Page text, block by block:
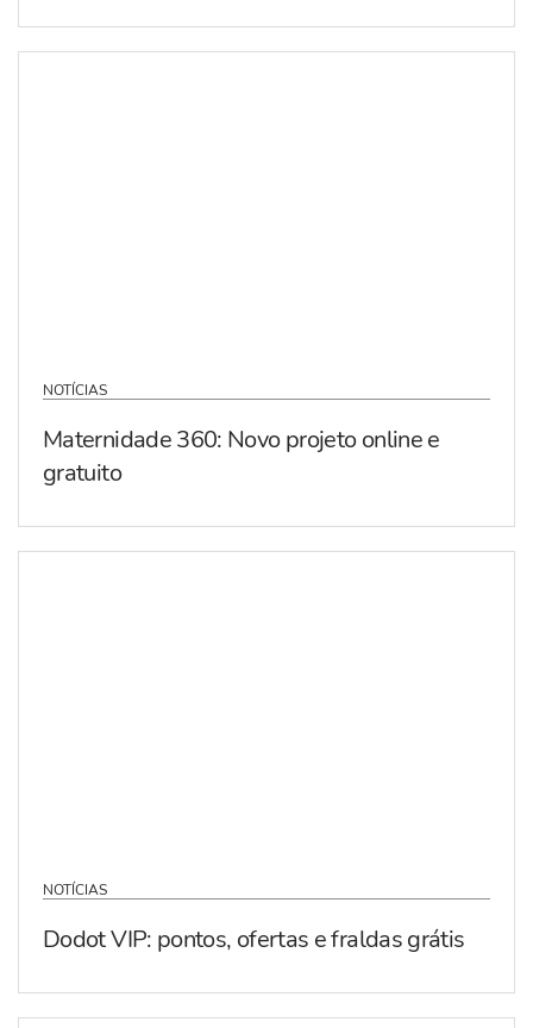
NOTÍCIAS
Maternidade 360: Novo projeto online e
gratuito
NOTÍCIAS
Dodot VIP: pontos, ofertas e fraldas grátis